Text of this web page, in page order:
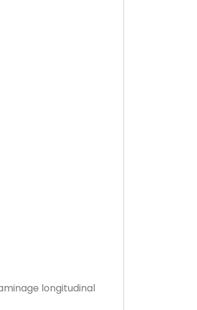
longitudinal